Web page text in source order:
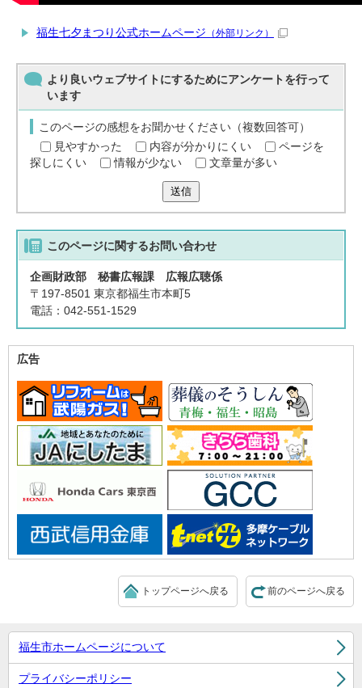
福生七夕まつり公式ホームページ （外部リンク）
より良いウェブサイトにするためにアンケートを行って
います
このページの感想をお聞かせください（複数回答可）
見やすかった
内容が分かりにくい
ページを
探しにくい
情報が少ない 文章量が多い
送信
このページに関するお問い合わせ
企画財政部 秘書広報課 広報広聴係
〒197-8501 東京都福生市本町5
電話：042-551-1529
広告
前のページへ戻る
トップページへ戻る
福生市ホームページについて
プライバシーポリシー